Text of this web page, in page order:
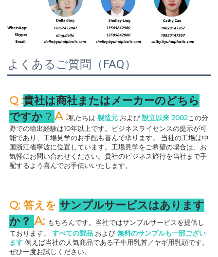
よくあるご質問（FAQ）
Q :貴社は商社またはメーカーのどちら
ですか ? A :私たちは 製造元 および 設立以来 2002この分
野での輸出経験は10年以上です。ビジネスライセンスの提示が可
能であり、工場見学のお手配も喜んで承ります。 当社の工場は中
国浙江省寧波に位置しています。工場見学をご希望の場合は、お
気軽にお問い合わせください。貴社のビジネス旅行を当社まで手
配するよう喜んでお手伝いいたします。
Q: 答えを サンプルサービスはあります
か？ A: もちろんです。当社ではサンプルサービスを提供し
ております。 すべての製品 および 無料のサンプルも一部ござい
ます 例えば当社の人気商品である子牛用乳首／ヤギ用乳頭です。
ぜひ一度お試しください。